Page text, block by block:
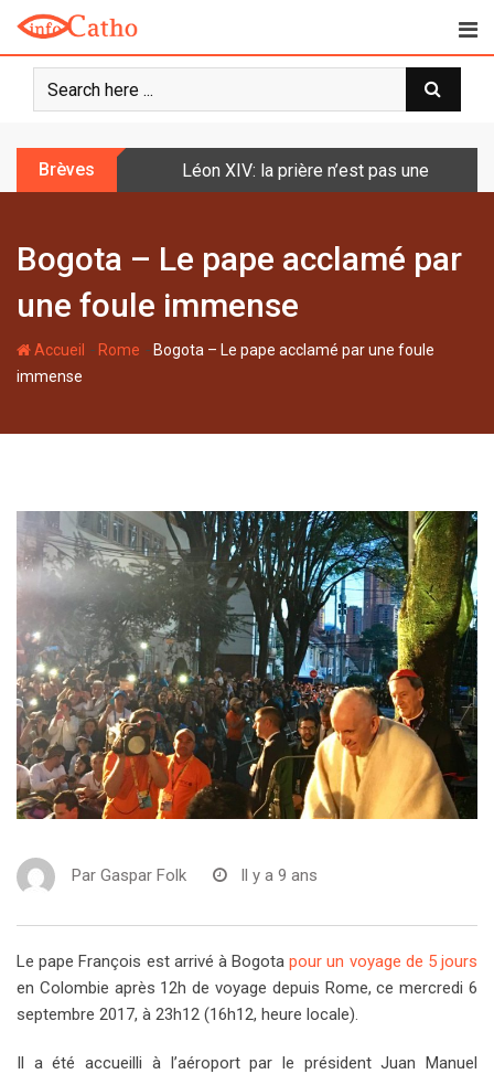
o
Brèves Léon XIV: la prière n’est pas une
Bogota – Le pape acclamé par
une foule immense
Accueil - Rome - Bogota – Le pape acclamé par une foule
immense
Par Gaspar Folk Il y a 9 ans
Le pape François est arrivé à Bogotapour un voyage de 5 jours
en Colombie après 12h de voyage depuis Rome, ce mercredi 6
septembre 2017, à 23h12 (16h12, heure locale).
Il a été accueilli à l’aéroport par le président Juan Manuel